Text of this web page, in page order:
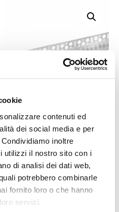
contenuti ed
dei social media e per
inoltre
utilizzi il nostro sito con i
di analisi dei dati web,
potrebbero combinarle
fornito loro o che hanno
servizi.
WALL SYSTEM
, cappotto